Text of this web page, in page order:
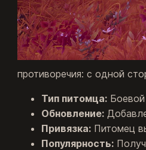
противоречия: с одной
Тип питомца:
Обновление:
Привязка: Питомец
Популярность: